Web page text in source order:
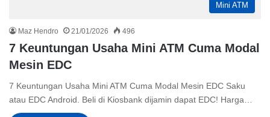
Mini ATM
Maz Hendro 21/01/2026 496
7 Keuntungan Usaha Mini ATM Cuma Modal
Mesin EDC
7 Keuntungan Usaha Mini ATM Cuma Modal Mesin EDC Saku
atau EDC Android. Beli di Kiosbank dijamin dapat EDC! Harga…